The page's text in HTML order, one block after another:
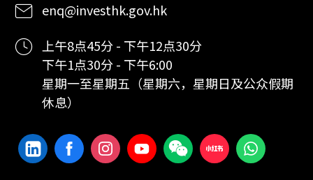
enq@investhk.gov.hk
上午8点45分 - 下午12点30分
下午1点30分 - 下午6:00
星期一至星期五（星期六，星期日及公众假期
休息）